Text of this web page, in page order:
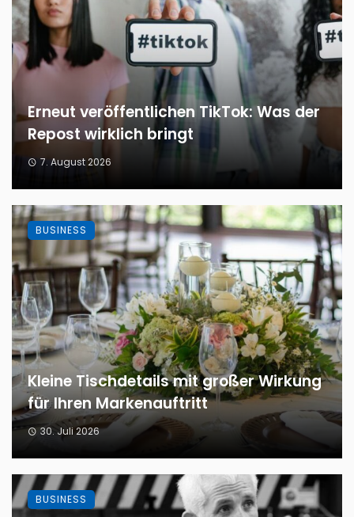
Erneut veröffentlichen TikTok: Was der
Repost wirklich bringt
7. August 2026
Kleine Tischdetails mit großer Wirkung
für Ihren Markenauftritt
30. Juli 2026
BUSINESS
BUSINESS